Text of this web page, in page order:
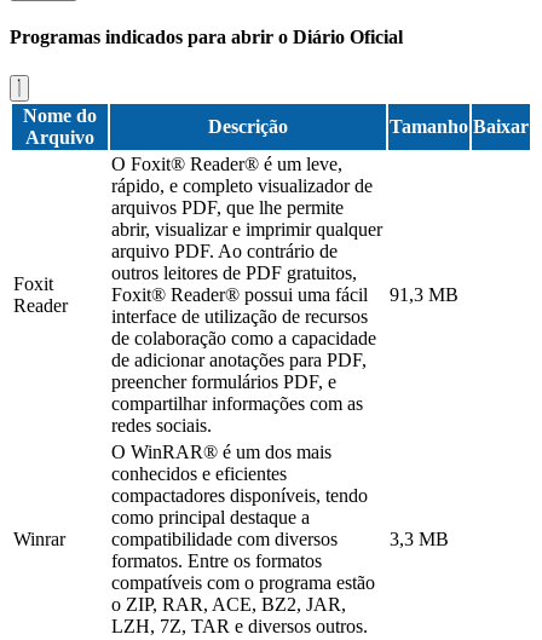
Programas indicados para abrir o Diário Oficial
Nome do
Arquivo
Descrição Tamanho Baixar
Foxit
Reader
O Foxit® Reader® é um leve,
rápido, e completo visualizador de
arquivos PDF, que lhe permite
abrir, visualizar e imprimir qualquer
arquivo PDF. Ao contrário de
outros leitores de PDF gratuitos,
Foxit® Reader® possui uma fácil
interface de utilização de recursos
de colaboração como a capacidade
de adicionar anotações para PDF,
preencher formulários PDF, e
compartilhar informações com as
redes sociais.
91,3 MB
Winrar
O WinRAR® é um dos mais
conhecidos e eficientes
compactadores disponíveis, tendo
como principal destaque a
compatibilidade com diversos
formatos. Entre os formatos
compatíveis com o programa estão
o ZIP, RAR, ACE, BZ2, JAR,
LZH, 7Z, TAR e diversos outros.
3,3 MB